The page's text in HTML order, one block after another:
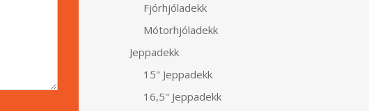
Fjórhjóladekk
Mótorhjóladekk
Jeppadekk
15" Jeppadekk
16,5" Jeppadekk